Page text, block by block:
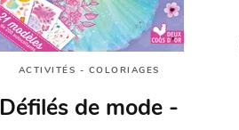
ACTIVITÉS - COLORIAGES
Défilés de mode -